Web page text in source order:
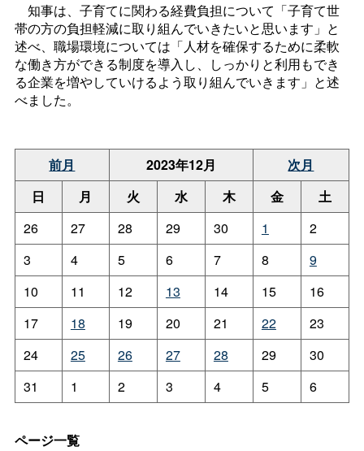
知事は、子育てに関わる経費負担について「子育て世
帯の方の負担軽減に取り組んでいきたいと思います」と
述べ、職場環境については「人材を確保するために柔軟
な働き方ができる制度を導入し、しっかりと利用もでき
る企業を増やしていけるよう取り組んでいきます」と述
べました。
前月 2023年12月
次月
日
月 火 水 木 金
土
26
27 28 29 30 1
2
3
4 5 6 7 8
9
10
11 12 13 14 15
16
17
18 19 20 21 22
23
24
25 26 27 28 29
30
31
1 2 3 4 5 6
ページ一覧